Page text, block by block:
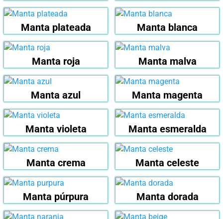
Manta plateada Manta blanca
Manta roja Manta malva
Manta azul Manta magenta
Manta violeta Manta esmeralda
Manta crema Manta celeste
Manta púrpura Manta dorada